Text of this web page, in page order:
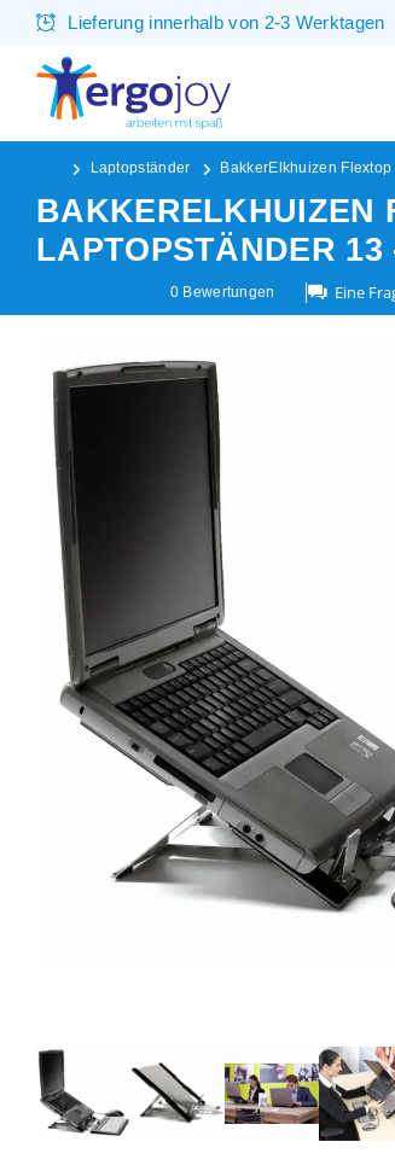
Lieferung innerhalb von 2-3 Werktagen
Laptopständer BakkerElkhuizen
BAKKERELKHUIZEN
LAPTOPSTÄNDER 13
0 Bewertungen Eine